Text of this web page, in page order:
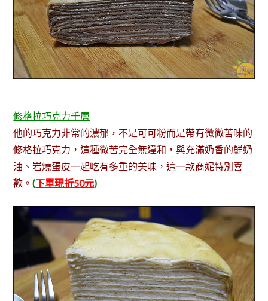
修格拉巧克力千層
他的巧克力非常的濃郁，不是可可粉而是帶有微微苦味的
修格拉巧克力，這種微苦完全無違和，與充滿奶香的鮮奶
油、岩燒蛋皮一起吃有多重的美味，這一款商妮特別喜
歡。(下單現折50元)